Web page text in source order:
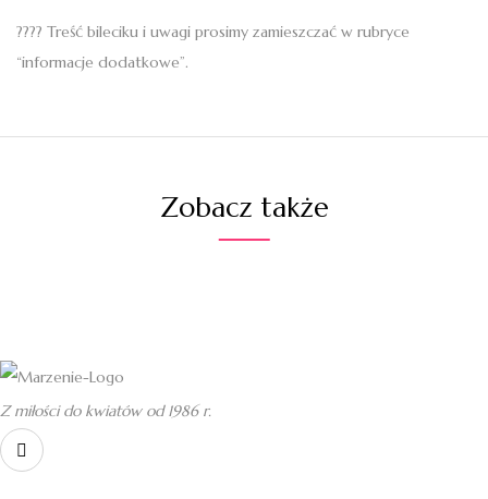
???? Treść bileciku i uwagi prosimy zamieszczać w rubryce
“informacje dodatkowe”.
Zobacz także
Z miłości do kwiatów od 1986 r.